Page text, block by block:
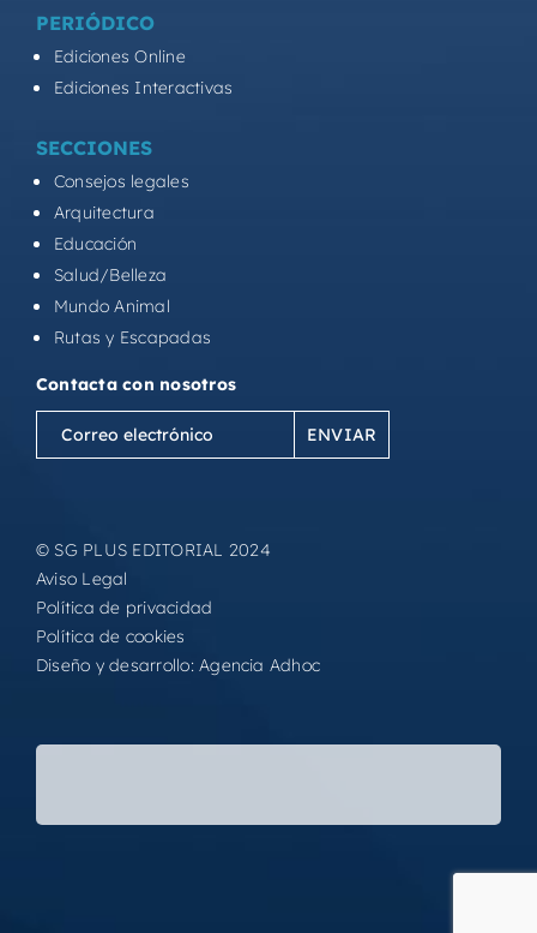
PERIÓDICO
Ediciones Online
Ediciones Interactivas
SECCIONES
Consejos legales
Arquitectura
Educación
Salud/Belleza
Mundo Animal
Rutas y Escapadas
Contacta con nosotros
Correo
electrónico
© SG PLUS EDITORIAL 2024
Aviso Legal
Política de privacidad
Política de cookies
Diseño y desarrollo:Agencia Adhoc